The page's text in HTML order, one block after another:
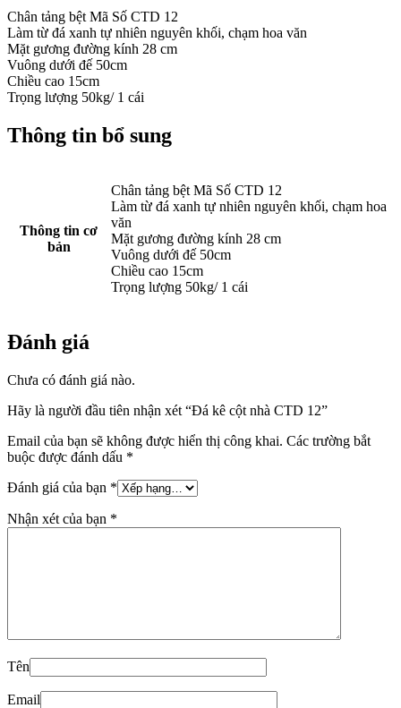
Chân tảng bệt Mã Số CTD 12
Làm từ đá xanh tự nhiên nguyên khối, chạm hoa văn
Mặt gương đường kính 28 cm
Vuông dưới đế 50cm
Chiều cao 15cm
Trọng lượng 50kg/ 1 cái
Thông tin bổ sung
Thông tin cơ
bản
Chân tảng bệt Mã Số CTD 12
Làm từ đá xanh tự nhiên nguyên khối, chạm hoa
văn
Mặt gương đường kính 28 cm
Vuông dưới đế 50cm
Chiều cao 15cm
Trọng lượng 50kg/ 1 cái
Đánh giá
Chưa có đánh giá nào.
Hãy là người đầu tiên nhận xét “Đá kê cột nhà CTD 12”
Email của bạn sẽ không được hiển thị công khai. Các trường bắt
buộc được đánh dấu *
Đánh giá của bạn *
Nhận xét của bạn *
Tên
Email